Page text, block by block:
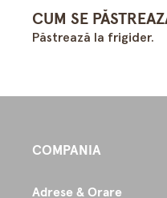
CUM SE
Păstrează la frigider.
COMPANIA
Adrese & Orare